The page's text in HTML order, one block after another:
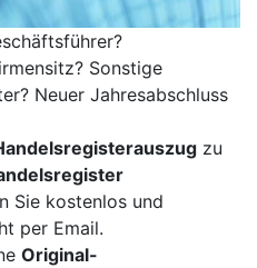
Sonstige
Neuer Jahresabschluss
zu
Sie kostenlos und
per Email.
Original-